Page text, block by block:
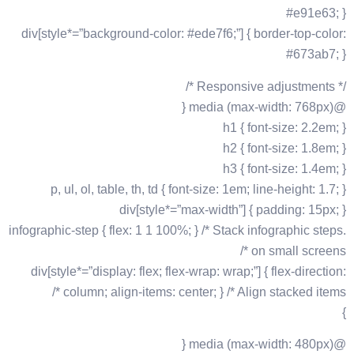
#e91e63; }
div[style*=”background-color: #ede7f6;”] { border-top-color:
#673ab7; }
/* Responsive adjustments */
@media (max-width: 768px) {
h1 { font-size: 2.2em; }
h2 { font-size: 1.8em; }
h3 { font-size: 1.4em; }
p, ul, ol, table, th, td { font-size: 1em; line-height: 1.7; }
div[style*=”max-width”] { padding: 15px; }
.infographic-step { flex: 1 1 100%; } /* Stack infographic steps
on small screens */
div[style*=”display: flex; flex-wrap: wrap;”] { flex-direction:
column; align-items: center; } /* Align stacked items */
}
@media (max-width: 480px) {